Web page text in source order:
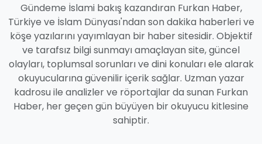
Gündeme İslami bakış kazandıran Furkan Haber,
Türkiye ve İslam Dünyası'ndan son dakika haberleri ve
köşe yazılarını yayımlayan bir haber sitesidir. Objektif
ve tarafsız bilgi sunmayı amaçlayan site, güncel
olayları, toplumsal sorunları ve dini konuları ele alarak
okuyucularına güvenilir içerik sağlar. Uzman yazar
kadrosu ile analizler ve röportajlar da sunan Furkan
Haber, her geçen gün büyüyen bir okuyucu kitlesine
sahiptir.